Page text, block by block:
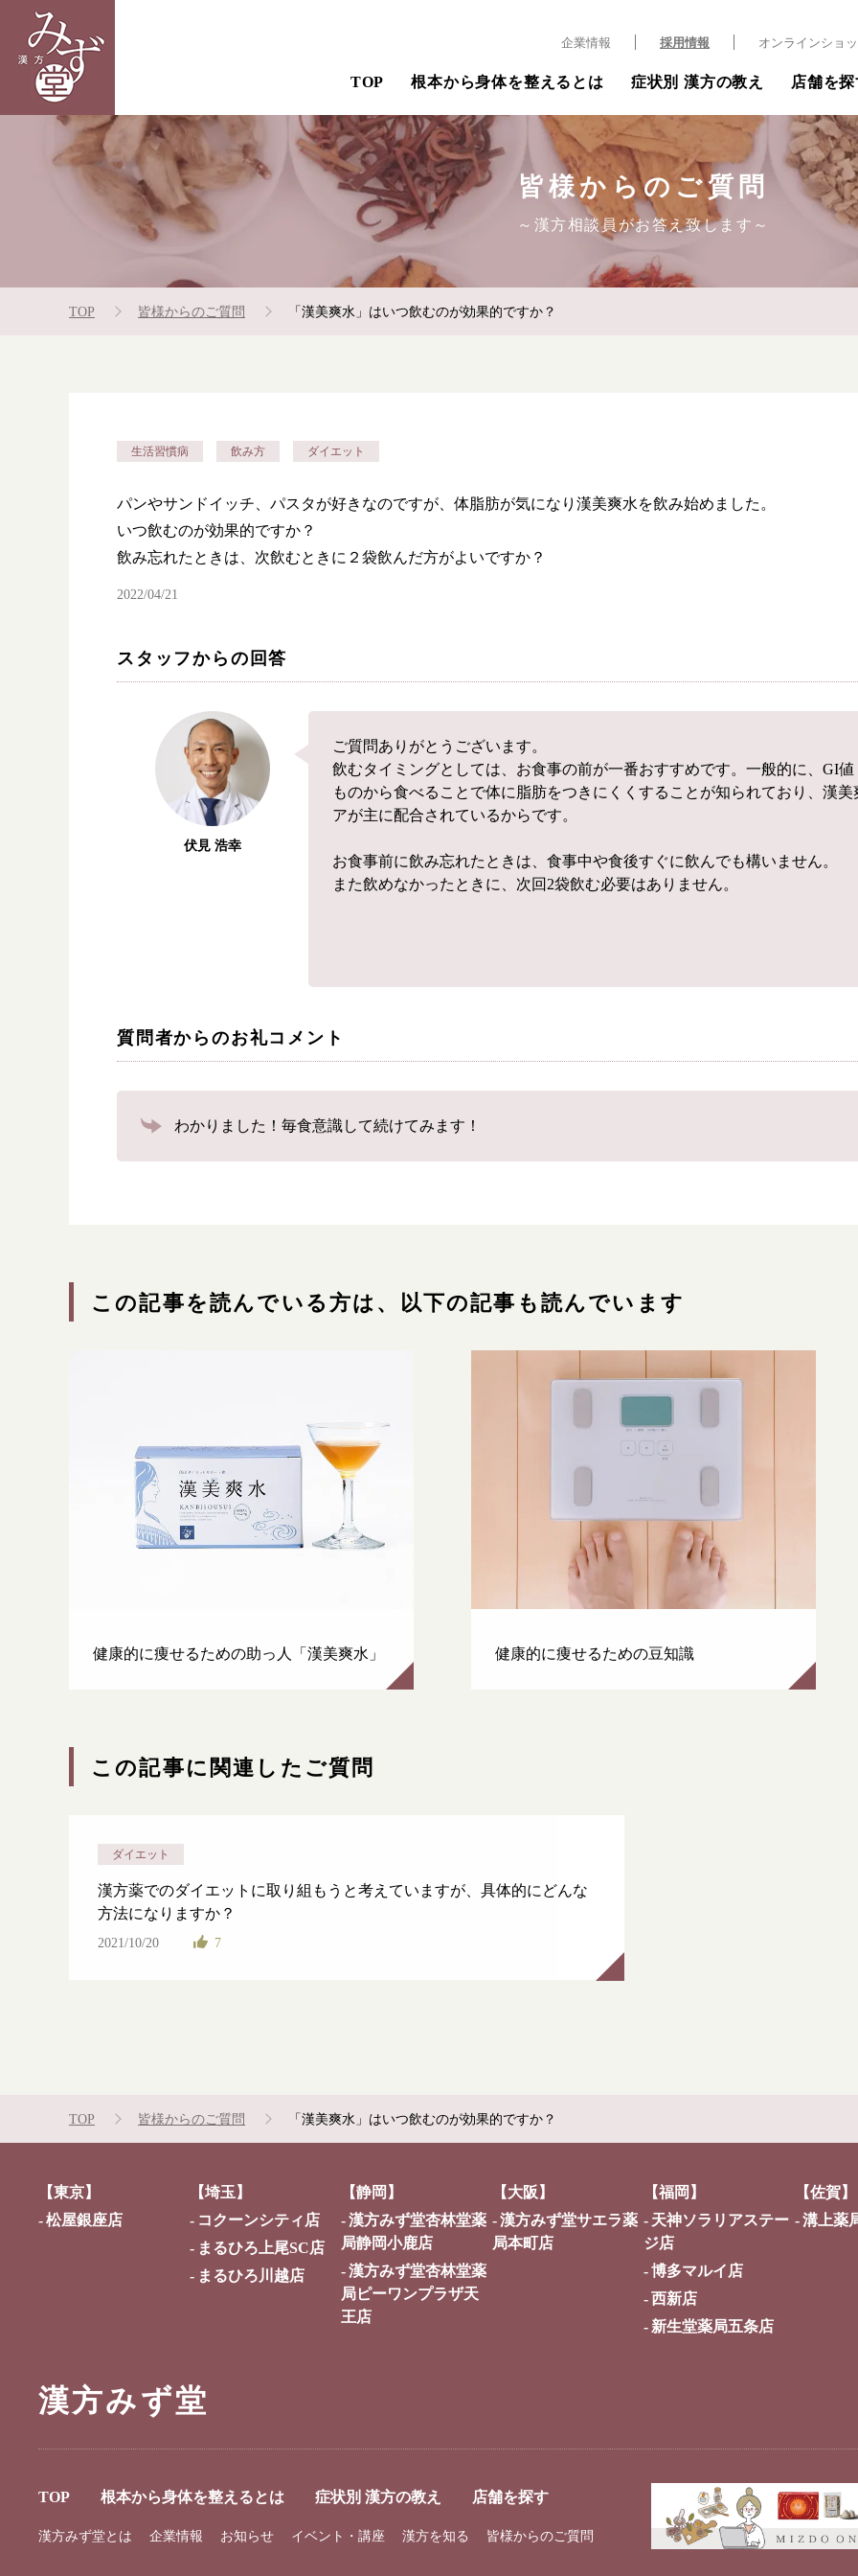
TOP 根本から身体を整えるとは 症状別 漢方の教え 店舗を
企業情報 採用情報 オンラインショ
漢方みず堂とは 企業情報
イベント・講座
漢方を知る 皆様からのご質問
採用情報 オンラインショップ
お問い合わせ
皆様からのご質問
～漢方相談員がお答え致します～
TOP 皆様からのご質問 「漢美爽水」はいつ飲むのが効果的ですか？
生活習慣病 飲み方 ダイエット
パンやサンドイッチ、パスタが好きなのですが、体脂肪が気になり漢美爽水を飲み始めました。
いつ飲むのが効果的ですか？
飲み忘れたときは、次飲むときに２袋飲んだ方がよいですか？
2022/04/21
スタッフからの回答
伏見 浩幸
ご質問ありがとうございます。
飲むタイミングとしては、お食事の前が一番おすすめです。一般的に、GI
ものから食べることで体に脂肪をつきにくくすることが知られており、漢
アが主に配合されているからです。
お食事前に飲み忘れたときは、食事中や食後すぐに飲んでも構いません。
また飲めなかったときに、次回2袋飲む必要はありません。
質問者からのお礼コメント
わかりました！毎食意識して続けてみます！
この記事を読んでいる方は、以下の記事も読んでいます
健康的に痩せるための助っ人「漢美爽水」 健康的に痩せるための豆知識
この記事に関連したご質問
ダイエット
漢方薬でのダイエットに取り組もうと考えていますが、具体的にどんな
方法になりますか？
2021/10/20 7
TOP 皆様からのご質問 「漢美爽水」はいつ飲むのが効果的ですか？
【東京】
松屋銀座店
【埼玉】
コクーンシティ店
まるひろ上尾SC店
まるひろ川越店
【静岡】
漢方みず堂杏林堂薬
局静岡小鹿店
漢方みず堂杏林堂薬
局ピーワンプラザ天
王店
【大阪】
漢方みず堂サエラ薬
局本町店
【福岡】
天神ソラリアステー
ジ店
博多マルイ店
西新店
新生堂薬局五条店
【佐賀】
溝上薬
漢方みず堂
TOP 根本から身体を整えるとは 症状別 漢方の教え 店舗を探す
漢方みず堂とは 企業情報 お知らせ イベント・講座 漢方を知る 皆様からのご質問